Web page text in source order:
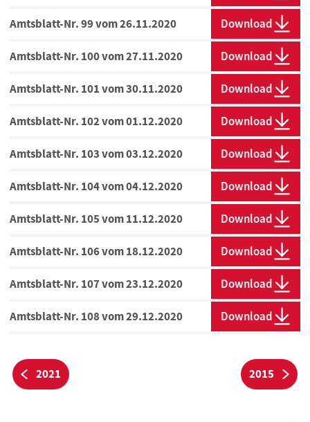
Amtsblatt-Nr. 99 vom 26.11.2020 Download
Amtsblatt-Nr. 100 vom 27.11.2020 Download
Amtsblatt-Nr. 101 vom 30.11.2020 Download
Amtsblatt-Nr. 102 vom 01.12.2020 Download
Amtsblatt-Nr. 103 vom 03.12.2020 Download
Amtsblatt-Nr. 104 vom 04.12.2020 Download
Amtsblatt-Nr. 105 vom 11.12.2020 Download
Amtsblatt-Nr. 106 vom 18.12.2020 Download
Amtsblatt-Nr. 107 vom 23.12.2020 Download
Amtsblatt-Nr. 108 vom 29.12.2020 Download
BEITRAGSNAVIGATION
Vorherige:
2021 2015